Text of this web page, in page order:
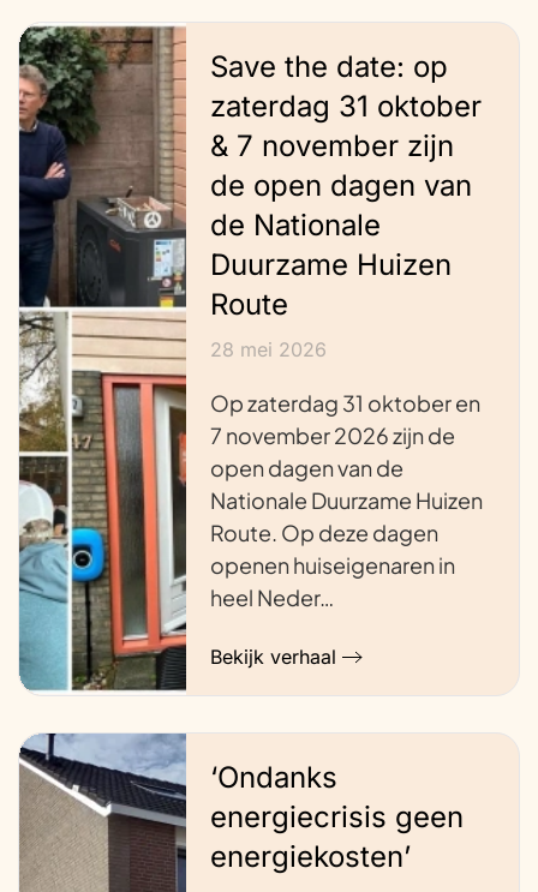
Save the date: op
zaterdag 31 oktober
& 7 november zijn
de open dagen van
de Nationale
Duurzame Huizen
Route
28 mei 2026
Op zaterdag 31 oktober en
7 november 2026 zijn de
open dagen van de
Nationale Duurzame Huizen
Route. Op deze dagen
openen huiseigenaren in
heel Neder…
Bekijk verhaal
‘Ondanks
energiecrisis geen
energiekosten’